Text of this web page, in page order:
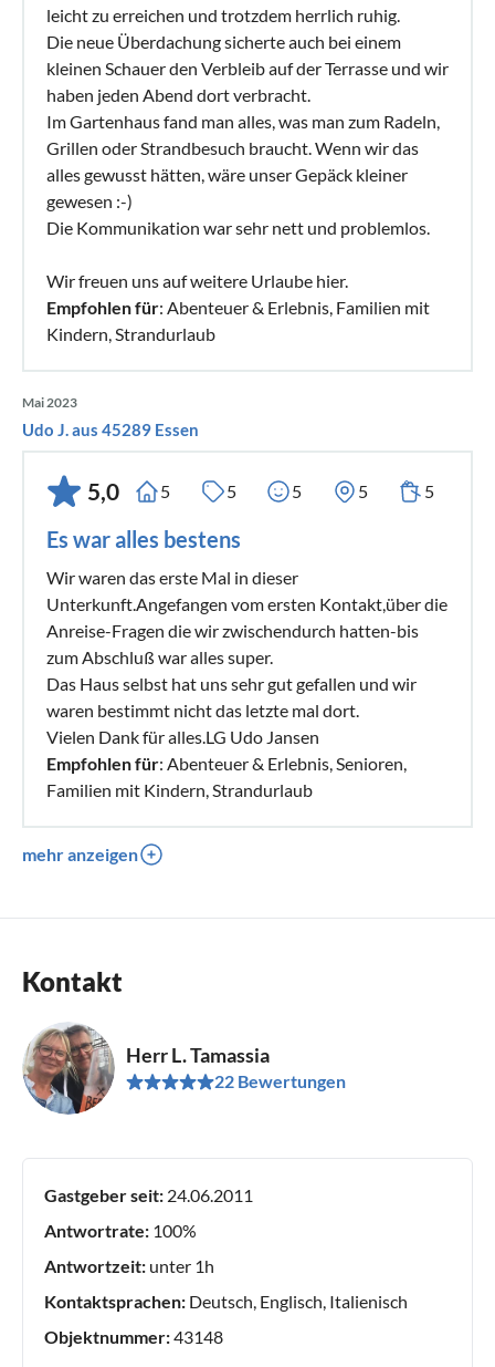
leicht zu erreichen und trotzdem herrlich ruhig.
Die neue Überdachung sicherte auch bei einem
kleinen Schauer den Verbleib auf der Terrasse und wir
haben jeden Abend dort verbracht.
Im Gartenhaus fand man alles, was man zum Radeln,
Grillen oder Strandbesuch braucht. Wenn wir das
alles gewusst hätten, wäre unser Gepäck kleiner
gewesen :-)
Die Kommunikation war sehr nett und problemlos.
Wir freuen uns auf weitere Urlaube hier.
Empfohlen für: Abenteuer & Erlebnis, Familien mit
Kindern, Strandurlaub
Mai 2023
Udo J. aus 45289 Essen
5,0 5 5 5 5 5
Es war alles bestens
Wir waren das erste Mal in dieser
Unterkunft.Angefangen vom ersten Kontakt,über die
Anreise-Fragen die wir zwischendurch hatten-bis
zum Abschluß war alles super.
Das Haus selbst hat uns sehr gut gefallen und wir
waren bestimmt nicht das letzte mal dort.
Vielen Dank für alles.LG Udo Jansen
Empfohlen für: Abenteuer & Erlebnis, Senioren,
Familien mit Kindern, Strandurlaub
mehr anzeigen
Kontakt
Herr L. Tamassia
22 Bewertungen
Gastgeber seit: 24.06.2011
Antwortrate: 100%
Antwortzeit: unter 1h
Kontaktsprachen: Deutsch, Englisch, Italienisch
Objektnummer:43148